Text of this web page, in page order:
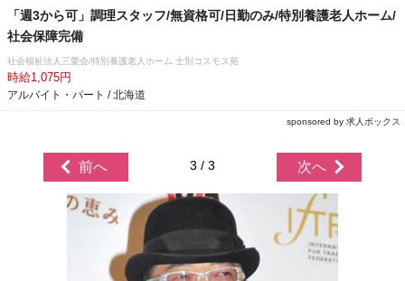
「週3から可」調理スタッフ/無資格可/日勤のみ/特別養護老人ホーム/
社会保障完備
社会福祉法人三愛会/特別養護老人ホーム 士別コスモス苑
時給1,075円
アルバイト・パート / 北海道
sponsored by 求人ボックス
前へ 3 / 3 次へ